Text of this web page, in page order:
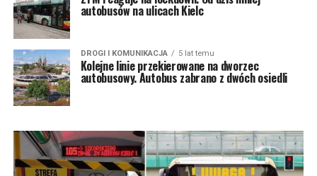
autobusów na ulicach Kielc
DROGI I KOMUNIKACJA 5 lat temu
Kolejne linie przekierowane na dworzec
autobusowy. Autobus zabrano z dwóch osiedli